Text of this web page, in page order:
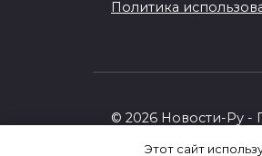
Политика
© 2026 Новости-Ру -
Этот сайт